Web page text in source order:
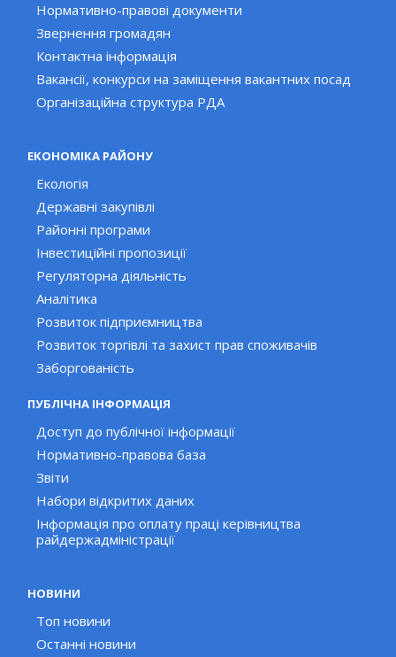
Нормативно-правові документи
Звернення громадян
Контактна інформація
Вакансії, конкурси на заміщення вакантних посад
Організаційна структура РДА
ЕКОНОМІКА РАЙОНУ
Екологія
Державні закупівлі
Районні програми
Інвестиційні пропозиції
Регуляторна діяльність
Аналітика
Розвиток підприємництва
Розвиток торгівлі та захист прав споживачів
Заборгованість
ПУБЛІЧНА ІНФОРМАЦІЯ
Доступ до публічної інформації
Нормативно-правова база
Звіти
Набори відкритих даних
Інформація про оплату праці керівництва
райдержадміністрації
НОВИНИ
Топ новини
Останні новини